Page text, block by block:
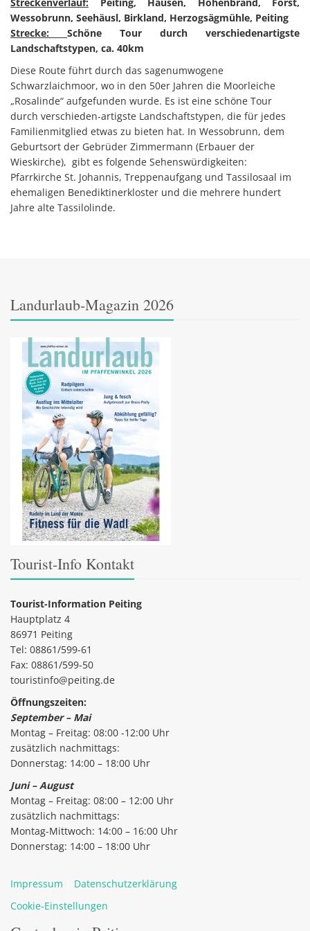
Wessobrunn, Seehäusl, Birkland, Herzogsägmühle, Peiting
Strecke: Schöne Tour durch verschiedenartigste
Landschaftstypen, ca. 40km
Diese Route führt durch das sagenumwogene
Schwarzlaichmoor, wo in den 50er Jahren die Moorleiche
„Rosalinde“ aufgefunden wurde. Es ist eine schöne Tour
durch verschieden-artigste Landschaftstypen, die für jedes
Familienmitglied etwas zu bieten hat. In Wessobrunn, dem
Geburtsort der Gebrüder Zimmermann (Erbauer der
Wieskirche), gibt es folgende Sehenswürdigkeiten:
Pfarrkirche St. Johannis, Treppenaufgang und Tassilosaal im
ehemaligen Benediktinerkloster und die mehrere hundert
Jahre alte Tassilolinde.
Landurlaub-Magazin 2026
Tourist-Info Kontakt
Tourist-Information Peiting
Hauptplatz 4
86971 Peiting
Tel: 08861/599-61
Fax: 08861/599-50
touristinfo@peiting.de
Öffnungszeiten:
September – Mai
Montag – Freitag: 08:00 -12:00 Uhr
zusätzlich nachmittags:
Donnerstag: 14:00 – 18:00 Uhr
Juni – August
Montag – Freitag: 08:00 – 12:00 Uhr
zusätzlich nachmittags:
Montag-Mittwoch: 14:00 – 16:00 Uhr
Donnerstag: 14:00 – 18:00 Uhr
Impressum
Datenschutzerklärung
Cookie-Einstellungen